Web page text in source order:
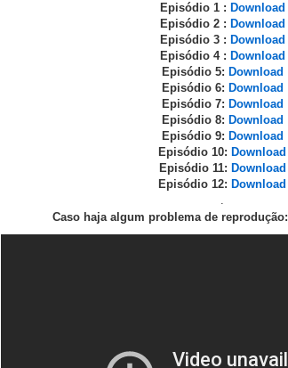
Episódio 1 : Download
Episódio 2 : Download
Episódio 3 : Download
Episódio 4 : Download
Episódio 5: Download
Episódio 6: Download
Episódio 7: Download
Episódio 8: Download
Episódio 9: Download
Episódio 10: Download
Episódio 11: Download
Episódio 12: Download
.
Caso haja algum problema de reprodução: